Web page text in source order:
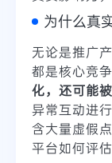
为什么真
无论是推广
都是核心竞争
化，还可能
异常互动进
含大量虚假
平台如何评